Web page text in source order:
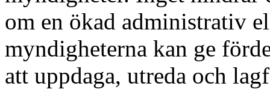
om en ökad administrativ
myndigheterna kan ge
att uppdaga, utreda och